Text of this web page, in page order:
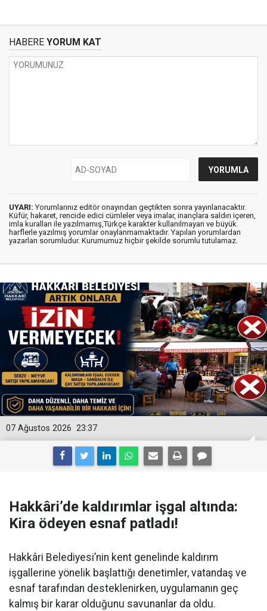
HABERE YORUM KAT
UYARI: Yorumlarınız editör onayından geçtikten sonra yayınlanacaktır.
Küfür, hakaret, rencide edici cümleler veya imalar, inançlara saldırı içeren,
imla kuralları ile yazılmamış,Türkçe karakter kullanılmayan ve büyük
harflerle yazılmış yorumlar onaylanmamaktadır. Yapılan yorumlardan
yazarları sorumludur. Kurumumuz hiçbir şekilde sorumlu tutulamaz.
23:37
07 Ağustos 2026
Hakkâri’de kaldırımlar işgal altında:
Kira ödeyen esnaf patladı!
Hakkâri Belediyesi’nin kent genelinde kaldırım
işgallerine yönelik başlattığı denetimler, vatandaş ve
esnaf tarafından desteklenirken, uygulamanın geç
kalmış bir karar olduğunu savunanlar da oldu.